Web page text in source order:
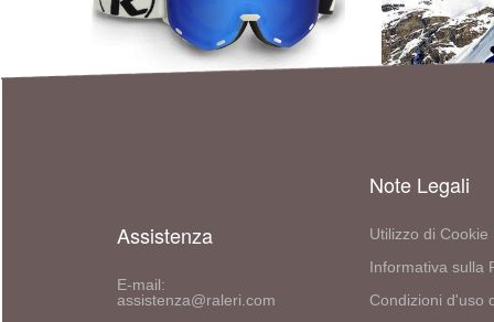
Assistenza
E-mail:
assistenza@raleri.com
Note Legali
Utilizzo di Cookie
Informativa sulla
Condizioni d'uso